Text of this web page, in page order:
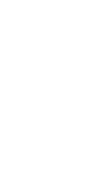
학생활을 응원합니다!!